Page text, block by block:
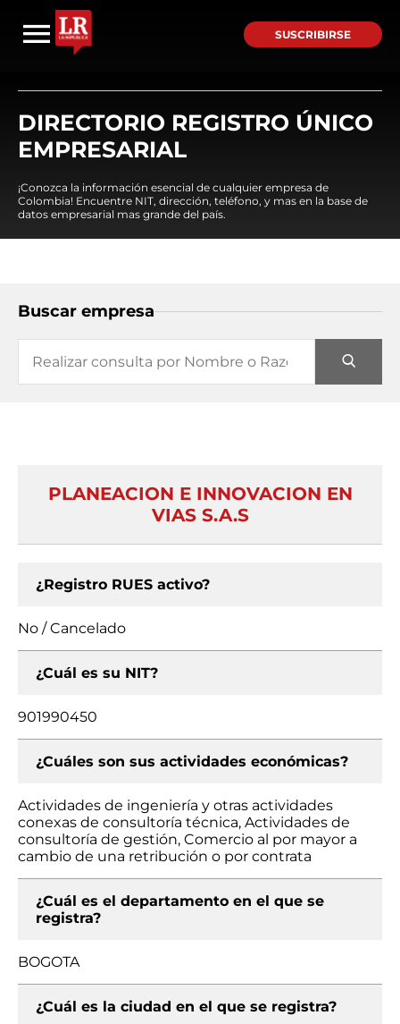
SUSCRIBIRSE
DIRECTORIO REGISTRO ÚNICO
EMPRESARIAL
¡Conozca la información esencial de cualquier empresa de
Colombia! Encuentre NIT, dirección, teléfono, y mas en la base de
datos empresarial mas grande del país.
Buscar empresa
PLANEACION E INNOVACION EN
VIAS S.A.S
¿Registro RUES activo?
No / Cancelado
¿Cuál es su NIT?
901990450
¿Cuáles son sus actividades económicas?
Actividades de ingeniería y otras actividades
conexas de consultoría técnica, Actividades de
consultoría de gestión, Comercio al por mayor a
cambio de una retribución o por contrata
¿Cuál es el departamento en el que se
registra?
BOGOTA
¿Cuál es la ciudad en el que se registra?